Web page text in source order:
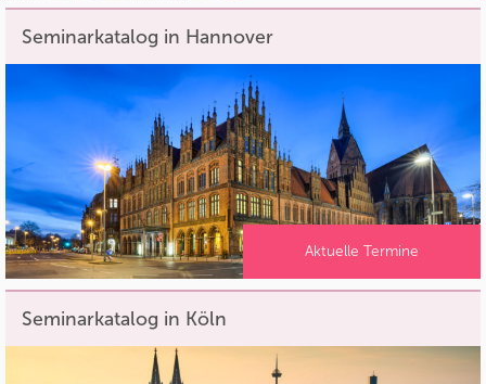
Seminarkatalog in Hannover
Aktuelle Termine
Seminarkatalog in Köln